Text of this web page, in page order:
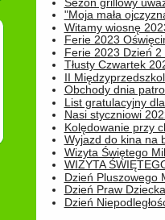
"Moja mała
Witamy wiosnę
Ferie 2023
Ferie 2023 Dzień 2
Tłusty Czwartek
II
Obchody dnia
List gratulacyjny
Nasi styczniowi
Kolędowanie przy
Wyjazd do kina na
Wizyta Świętego
WIZYTA
Dzień Pluszowego
Dzień Praw
Dzień